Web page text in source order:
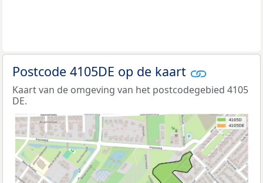
Postcode 4105DE op de kaart
Kaart van de omgeving van het postcodegebied 4105
DE.